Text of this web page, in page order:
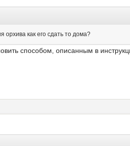
орхива как его сдать то дома?
способом, описанным в